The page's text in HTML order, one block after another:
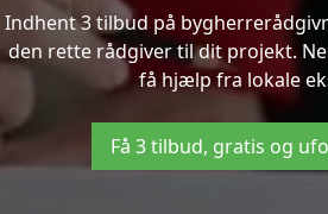
Indhent 3 tilbud på
den rette rådgiver til dit projekt.
få hjælp fra lokale
Få 3 tilbud, gratis og